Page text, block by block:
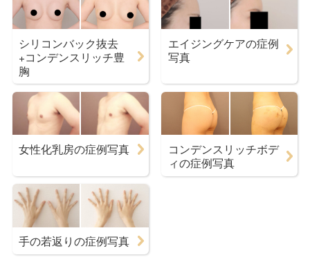
シリコンバック抜去
+コンデンスリッチ豊
胸
エイジングケアの症例
写真
女性化乳房の症例写真
コンデンスリッチボデ
ィの症例写真
手の若返りの症例写真